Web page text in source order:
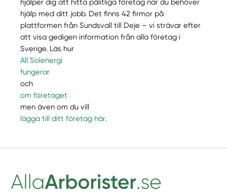
hjälp med ditt jobb. Det finns 42 firmor på
plattformen från Sundsvall till Deje – vi strävar efter
att visa gedigen information från alla företag i
Sverige. Läs hur
All Solenergi
fungerar
och
om företaget
men även om du vill
lägga till ditt företag här.